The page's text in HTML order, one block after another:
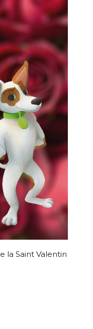
la Saint Valentin